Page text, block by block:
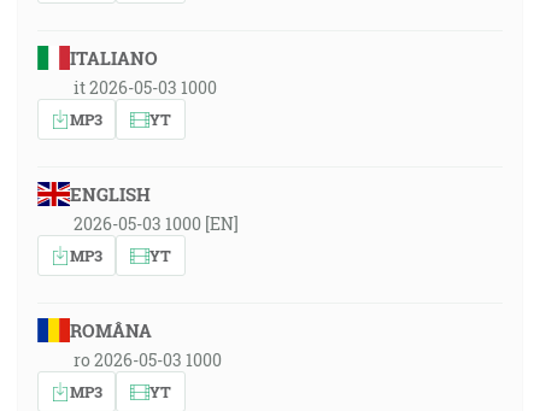
ITALIANO
it 2026-05-03 1000
MP3 YT
ENGLISH
2026-05-03 1000 [EN]
MP3 YT
ROMÂNA
ro 2026-05-03 1000
MP3 YT